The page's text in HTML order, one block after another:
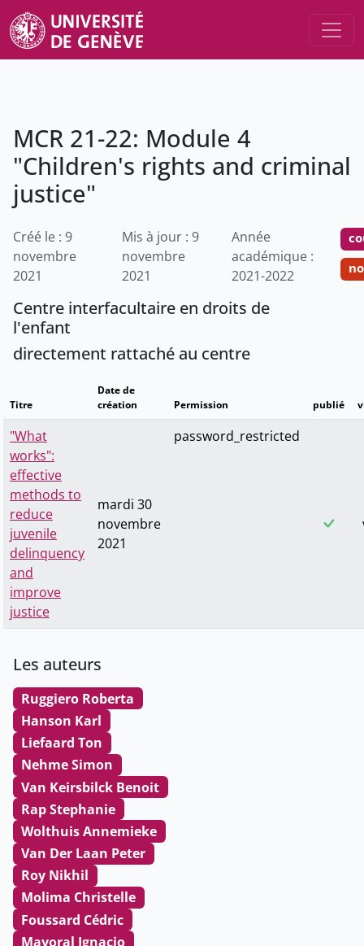
MCR 21-22: Module 4
"Children's rights and criminal
justice"
Créé le : 9
novembre
2021
Mis à jour : 9
novembre
2021
Année
académique :
2021-2022
Centre interfacultaire en droits de
l'enfant
directement rattaché au centre
Titre
Date de
création
Permission publié
"What
works":
effective
methods to
reduce
juvenile
delinquency
and
improve
justice
mardi 30
novembre
2021
password_restricted
Les auteurs
Ruggiero Roberta
Hanson Karl
Liefaard Ton
Nehme Simon
Van Keirsbilck Benoit
Rap Stephanie
Wolthuis Annemieke
Van Der Laan Peter
Roy Nikhil
Molima Christelle
Foussard Cédric
Mayoral Ignacio